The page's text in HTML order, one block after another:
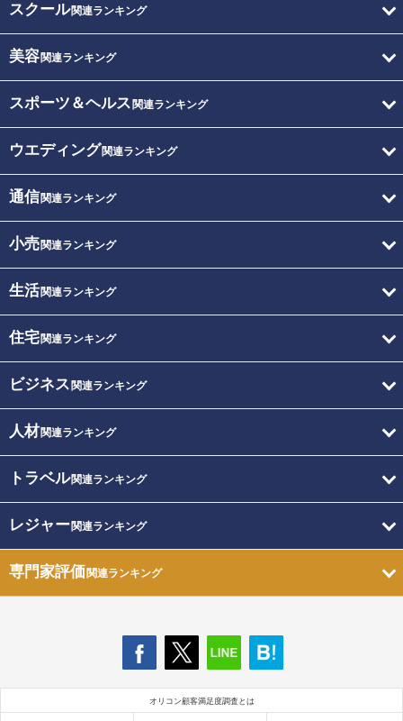
スクール関連ランキング
美容関連ランキング
スポーツ＆ヘルス 関連ランキング
ウエディング関連ランキング
通信関連ランキング
小売関連ランキング
生活関連ランキング
住宅関連ランキング
ビジネス 関連ランキング
人材関連ランキング
トラベル関連ランキング
レジャー関連ランキング
専門家評価関連ランキング
オリコン顧客満足度調査とは